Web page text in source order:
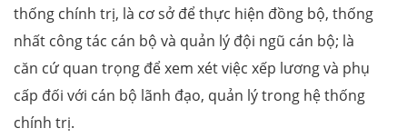
thống chính trị, là cơ sở để thực hiện đồng bộ, thống
nhất công tác cán bộ và quản lý đội ngũ cán bộ; là
căn cứ quan trọng để xem xét việc xếp lương và phụ
cấp đối với cán bộ lãnh đạo, quản lý trong hệ thống
chính trị.